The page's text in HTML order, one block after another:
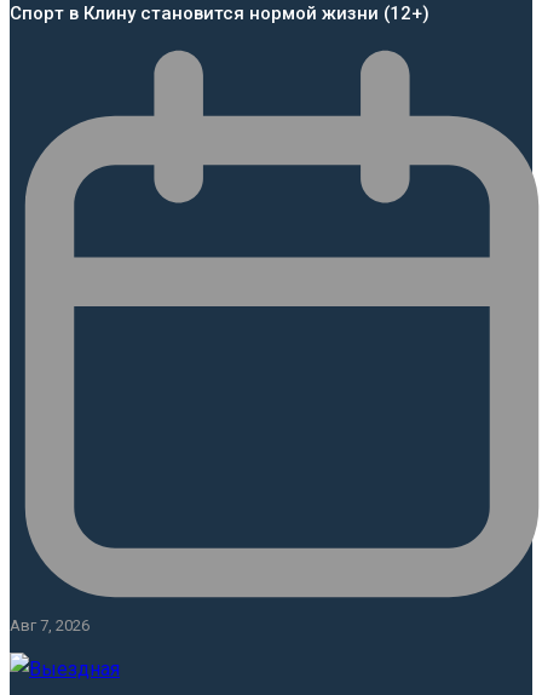
Спорт в Клину становится нормой жизни (12+)
Авг 7, 2026